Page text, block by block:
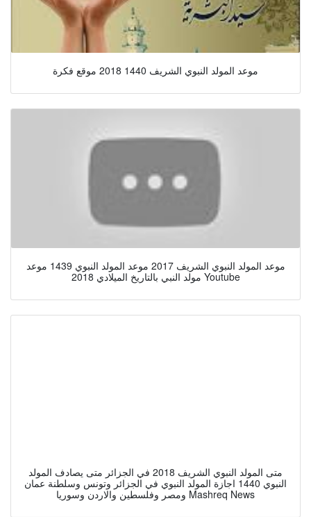
موعد المولد النبوي الشريف 1440 2018 موقع فكرة
موعد المولد النبوي الشريف 2017 موعد المولد النبوي 1439 موعد
مولد النبي بالتاريخ الميلادي 2018 Youtube
متى المولد النبوي الشريف 2018 في الجزائر متى يصادف المولد
النبوي 1440 اجازة المولد النبوي في الجزائر وتونس وسلطنة عمان
ومصر وفلسطين والاردن وسوريا Mashreq News